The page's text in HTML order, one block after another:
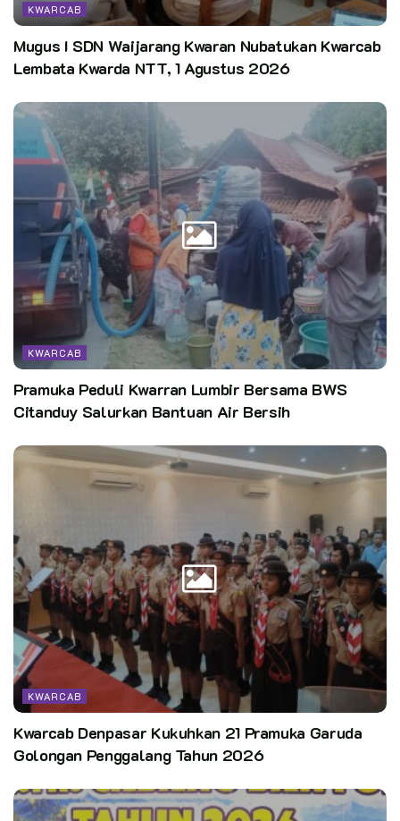
KWARCAB
Mugus I SDN Waijarang Kwaran Nubatukan Kwarcab
Lembata Kwarda NTT, 1 Agustus 2026
KWARCAB
Pramuka Peduli Kwarran Lumbir Bersama BWS
Citanduy Salurkan Bantuan Air Bersih
KWARCAB
Kwarcab Denpasar Kukuhkan 21 Pramuka Garuda
Golongan Penggalang Tahun 2026